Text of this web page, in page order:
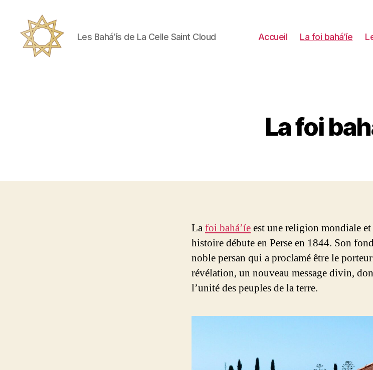
Les Bahá’ís de La Celle Saint Cloud Accueil La foi bahá’íe
La foi
Lafoi bahá’íeest une religion mondiale
histoire débute en Perse en 1844. Son
noble persan qui a proclamé être le
révélation, un nouveau message divin,
l’unité des peuples de la terre.